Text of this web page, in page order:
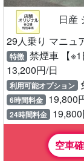
日産
29人乗り マニュ
特徴 禁煙車 【※1
13,200円/日
利用可能オプション
6時間料金 19,800
24時間料金 19,800
空車